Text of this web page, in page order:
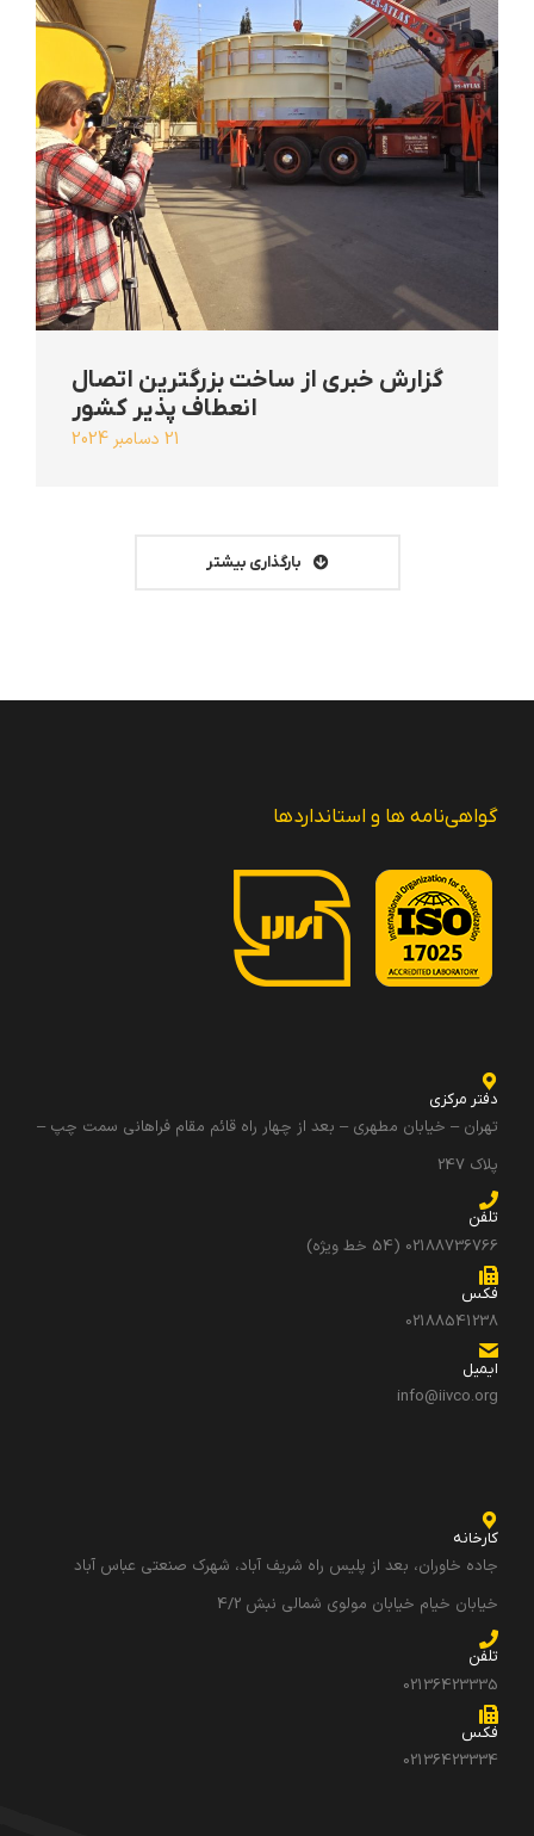
گزارش خبری از ساخت بزرگترین اتصال
انعطاف پذیر کشور
21 دسامبر 2024
بارگذاری بیشتر
گواهی‌نامه ها و استانداردها
دفتر مرکزی
تهران – خیابان مطهری – بعد از چهار راه قائم مقام فراهانی سمت چپ –
پلاک 247
تلفن
02188736766 (54 خط ویژه)
فکس
02188541238
ایمیل
info@iivco.org
کارخانه
جاده خاوران، بعد از پلیس راه شریف آباد، شهرک صنعتی عباس آباد
خیابان خیام خیابان مولوی شمالی نبش 4/2
تلفن
02136423335
فکس
02136423334